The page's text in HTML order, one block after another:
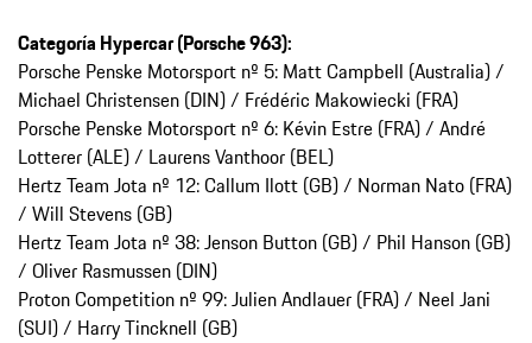
Categoría Hypercar (Porsche 963):
Porsche Penske Motorsport nº 5: Matt Campbell (Australia) /
Michael Christensen (DIN) / Frédéric Makowiecki (FRA)
Porsche Penske Motorsport nº 6: Kévin Estre (FRA) / André
Lotterer (ALE) / Laurens Vanthoor (BEL)
Hertz Team Jota nº 12: Callum Ilott (GB) / Norman Nato (FRA)
/ Will Stevens (GB)
Hertz Team Jota nº 38: Jenson Button (GB) / Phil Hanson (GB)
/ Oliver Rasmussen (DIN)
Proton Competition nº 99: Julien Andlauer (FRA) / Neel Jani
(SUI) / Harry Tincknell (GB)